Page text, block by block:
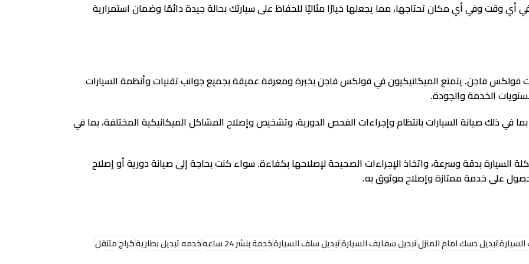
وقت وفي أي مكان تحتاجها، مما يجعلها خيارًا مثاليًا للحفاظ على سيارتك بحالة جيدة دائمًا وضمان استمرارية
فاجن. يتمتع الميكانيكيون في فولكس فاجن بخبرة ومعرفة عميقة بجميع جوانب تقنيات وأنظمة السيارات
الخدمة والجودة.
ذلك صيانة السيارات بانتظام وإجراءات الفحص الدورية، وتشخيص وإصلاح المشاكل الميكانيكية المختلفة، بما في
بدقة وسرعة، واتخاذ الإجراءات الصحيحة لإصلاحها بكفاءة. سواء كنت بحاجة إلى صيانة دورية أو إصلاح
على خدمة ممتازة وإصلاح موثوق به.
تبديل دسك امام المنزلتبديل سفايف السيارةتبديل سلف السيارةخدمة بنشر 24 ساعه خدمه تبديل بطاريةكراج متنقل